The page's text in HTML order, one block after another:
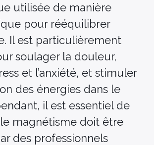
utilisée de manière
pour rééquilibrer
Il est particulièrement
soulager la douleur,
et l’anxiété, et stimuler
des énergies dans le
il est essentiel de
magnétisme doit être
des professionnels